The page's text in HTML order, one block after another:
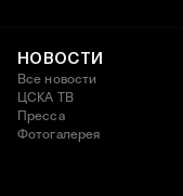
НОВОСТИ
Все новости
ЦСКА ТВ
Пресса
Фотогалерея